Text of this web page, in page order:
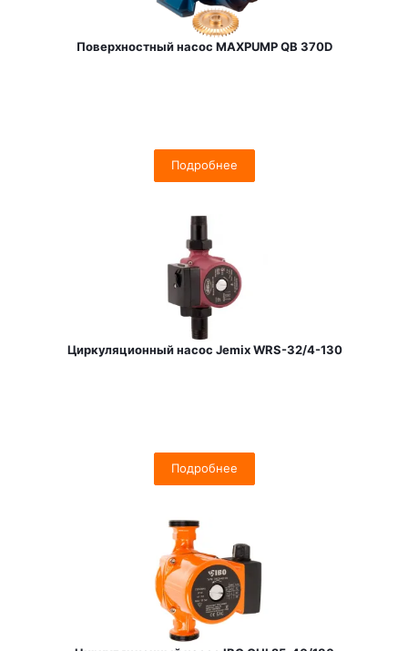
Поверхностный насос MAXPUMP QB 370D
Подробнее
Циркуляционный насос Jemix WRS-32/4-130
Подробнее